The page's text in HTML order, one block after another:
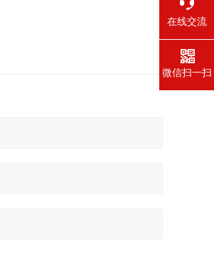
在线交流
微信扫一扫